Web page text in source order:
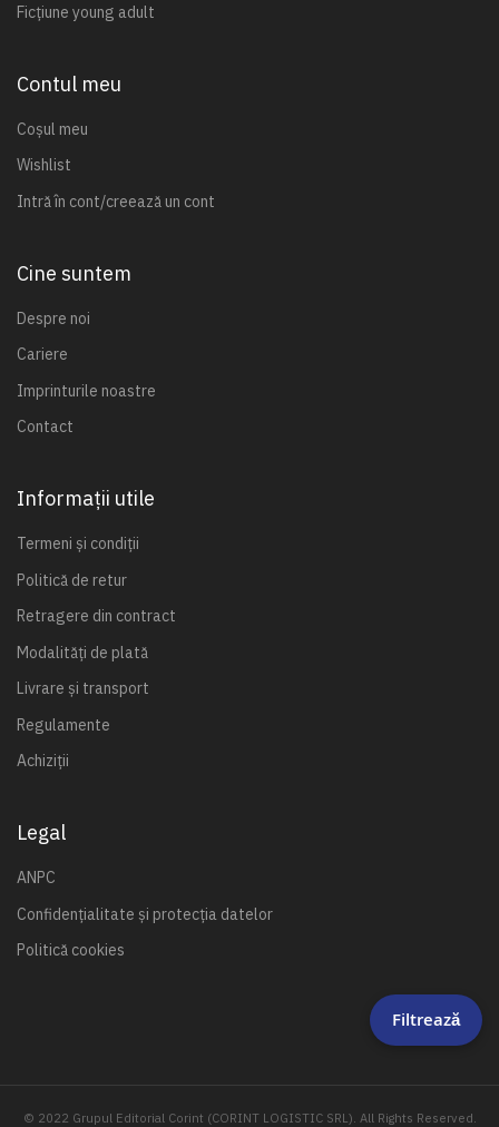
Ficțiune young adult
Contul meu
Coșul meu
Wishlist
Intră în cont/creează un cont
Cine suntem
Despre noi
Cariere
Imprinturile noastre
Contact
Informații utile
Termeni și condiții
Politică de retur
Retragere din contract
Modalități de plată
Livrare și transport
Regulamente
Achiziții
Legal
ANPC
Confidențialitate și protecția datelor
Politică cookies
© 2022 Grupul Editorial Corint (CORINT LOGISTIC SRL). All Rights Reserved.
Filtrează